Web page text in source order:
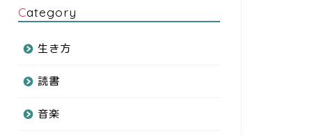
Category
生き方
読書
音楽